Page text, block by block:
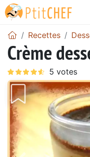
Recettes
Crème